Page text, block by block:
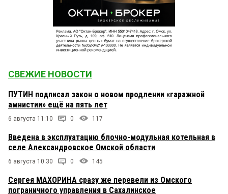
СВЕЖИЕ НОВОСТИ
ПУТИН подписал закон о новом продлении «гаражной
амнистии» ещё на пять лет
6 августа 11:10 0 117
Введена в эксплуатацию блочно-модульная котельная в
селе Александровское Омской области
6 августа 10:30 0 145
Сергея МАХОРИНА сразу же перевели из Омского
пограничного управления в Сахалинское